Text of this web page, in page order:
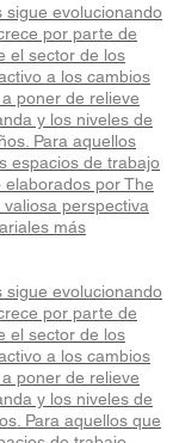
sigue evolucionando
por parte de
el sector de los
a los cambios
poner de relieve
y los niveles de
Para aquellos
espacios de trabajo
por The
perspectiva
más
sigue evolucionando
por parte de
el sector de los
a los cambios
poner de relieve
y los niveles de
Para aquellos que